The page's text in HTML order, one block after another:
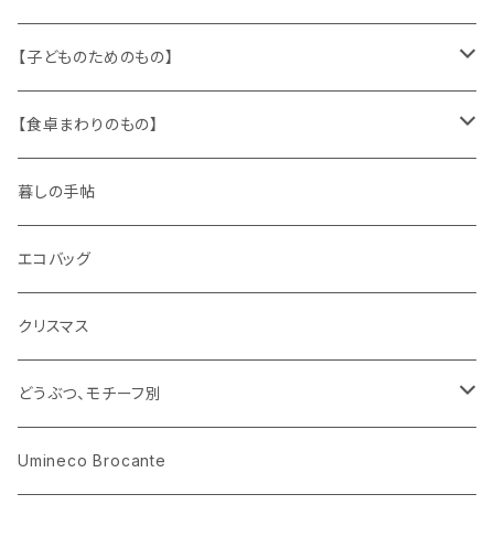
キャラクター
ピノキオ
文房具
木製品
ミニチュア、ドールハウス
パズル、ゲーム
古本、古雑誌、古えほん
古レコード
古せっけん
ラッピングペーパー、壁紙
ガラス
プラスチック
紙
トリム
ワッペン
キッチンクロス、ナプキン
ニット
布地
【子どものためのもの】
身に着けるもの
【食卓まわりのもの】
ガラス
花びん
小物入れ
陶磁器
カップアンドソーサー
プレート
木製品
ホーロー
メタル
暮しの手帖
エコバッグ
クリスマス
どうぶつ、モチーフ別
くま、ベア
Umineco Brocante